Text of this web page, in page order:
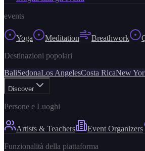
events
Yoga Meditation Breathwork
Destinazioni popolari
BaliSedonaLos AngelesCosta RicaNew
Discover
Persone e Luoghi
Artists & Teachers Event Organizers
Funzionalità della piattaforma